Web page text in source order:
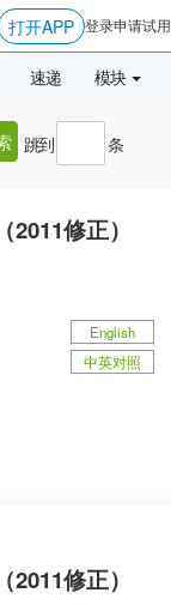
打开APP 登录申请试用
速递 模块
跳到 条
2011修正）
English
中英对照
2011修正）